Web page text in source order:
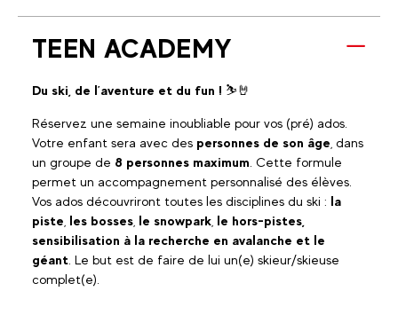
TEEN ACADEMY
Du ski, de l’aventure et du fun ! ⛷🤘
Réservez une semaine inoubliable pour vos (pré) ados.
Votre enfant sera avec des personnes de son âge , dans
un groupe de 8 personnes maximum . Cette formule
permet un accompagnement personnalisé des élèves.
Vos ados découvriront toutes les disciplines du ski : la
piste les bosses le snowpark le hors-pistes,
sensibilisation à la recherche en avalanche et le
géant . Le but est de faire de lui un(e) skieur/skieuse
complet(e).